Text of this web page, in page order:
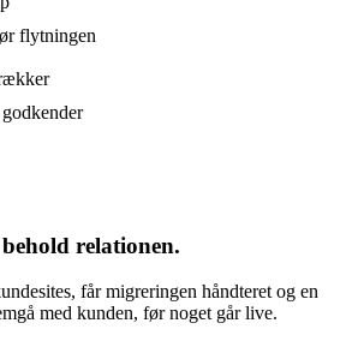
flytningen
relationen.
får migreringen håndteret og en
med kunden, før noget går live.